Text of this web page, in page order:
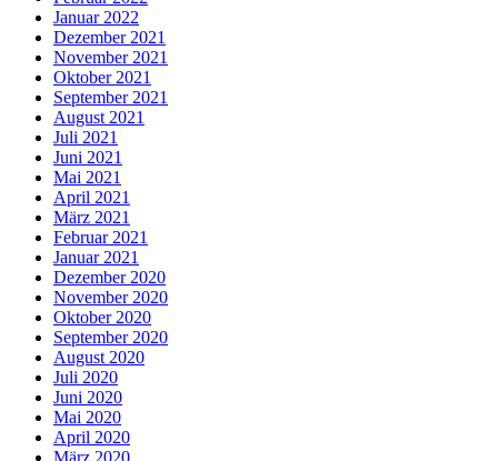
Januar 2022
Dezember 2021
November 2021
Oktober 2021
September 2021
August 2021
Juli 2021
Juni 2021
Mai 2021
April 2021
März 2021
Februar 2021
Januar 2021
Dezember 2020
November 2020
Oktober 2020
September 2020
August 2020
Juli 2020
Juni 2020
Mai 2020
April 2020
März 2020